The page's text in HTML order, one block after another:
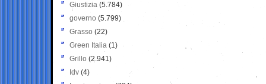
Giustizia (5.784)
governo (5.799)
Grasso (22)
Green Italia (1)
Grillo (2.941)
Idv (4)